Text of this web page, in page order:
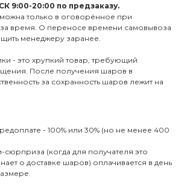
9:00-20:00 по предзаказу.
только в оговорённое при
время. О переносе времени самовывоза
менеджеру заранее.
- это хрупкий товар, требующий
После получения шаров в
за сохранность шаров лежит на
- 100% или 30% (но не менее 400
сюрприза (когда для получателя это
о доставке шаров) оплачивается в день